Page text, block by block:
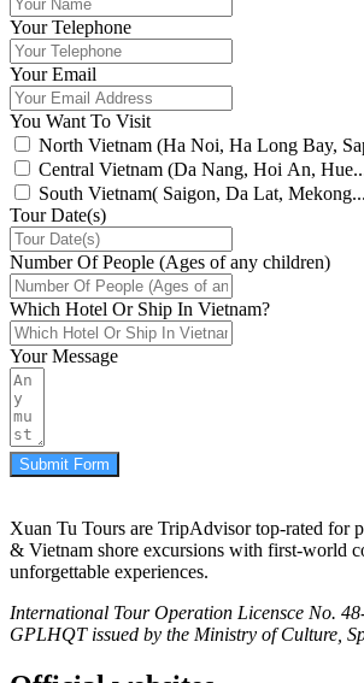
Your Telephone
Your Email
You Want To Visit
North Vietnam (Ha Noi, Ha Long Bay,
Central Vietnam (Da Nang, Hoi An,
South Vietnam( Saigon, Da Lat,
Tour Date(s)
Number Of People (Ages of any children)
Which Hotel Or Ship In Vietnam?
Your Message
Submit Form
Xuan Tu Tours are TripAdvisor top-rated for
& Vietnam shore excursions with first-world
unforgettable experiences.
International Tour Operation Licensce No.
GPLHQT issued by the Ministry of Culture,